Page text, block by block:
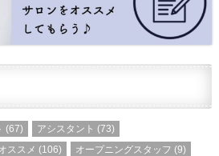
(67) アシスタント (73)
ススメ (106) オープニングスタッフ (9)